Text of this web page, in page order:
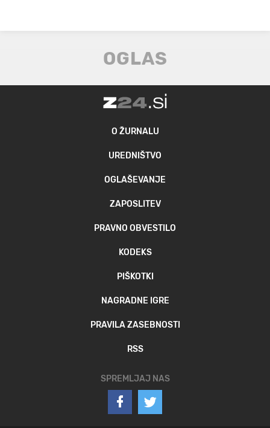
O ŽURNALU
UREDNIŠTVO
OGLAŠEVANJE
ZAPOSLITEV
PRAVNO OBVESTILO
KODEKS
PIŠKOTKI
NAGRADNE IGRE
PRAVILA ZASEBNOSTI
RSS
SPREMLJAJ NAS